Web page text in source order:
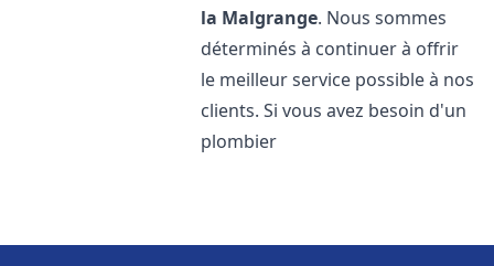
la Malgrange. Nous sommes
déterminés à continuer à offrir
le meilleur service possible à nos
clients. Si vous avez besoin d'un
plombier